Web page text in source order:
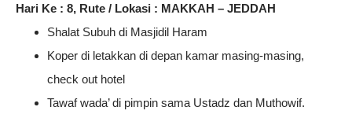
Hari Ke : 8, Rute / Lokasi : MAKKAH – JEDDAH
Shalat Subuh di Masjidil Haram
Koper di letakkan di depan kamar masing-masing,
check out hotel
Tawaf wada’ di pimpin sama Ustadz dan Muthowif.